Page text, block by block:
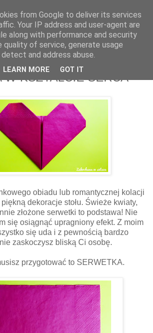
w sztuce
bazą pomysłów DIY i nie tylko.
W KSZTAŁCIE SERCA
obiadu lub romantycznej kolacji
dekoracje stołu. Świeże kwiaty,
złożone serwetki to podstawa! Nie
się osiągnąć upragniony efekt. Z moim
się uda i z pewnością bardzo
zaskoczysz bliską Ci osobę.
przygotować to SERWETKA.
from Google to deliver its services
Your IP address and user-agent are
along with performance and security
quality of service, generate usage
and address abuse.
LEARN MORE GOT IT